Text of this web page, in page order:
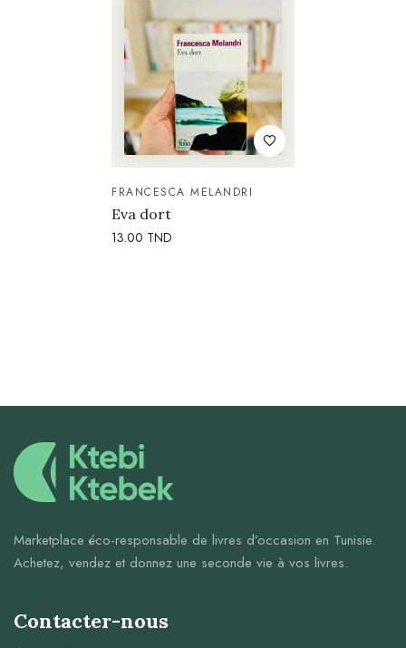
FRANCESCA MELANDRI
Eva dort
13.00 TND
Marketplace éco-responsable de livres d’occasion en Tunisie.
Achetez, vendez et donnez une seconde vie à vos livres.
Contacter-nous